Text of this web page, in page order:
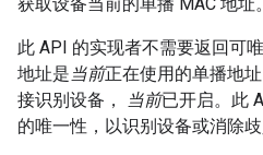
此 API 的实现者不需要返回可
地址是 当前正在使用的单播地
接识别设备，
当前已开启。此
的唯一性，以识别设备或消除歧